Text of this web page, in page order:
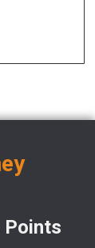
Points